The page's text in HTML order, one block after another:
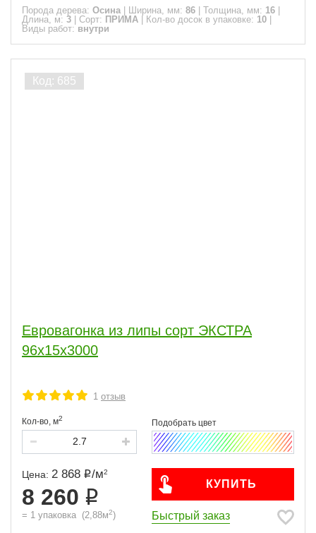
Порода дерева: Осина Ширина, мм: 86 Толщина, мм: 16
Длина, м: 3 Сорт: ПРИМА Кол-во досок в упаковке: 10
Виды работ: внутри
Евровагонка из липы сорт ЭКСТРА
96x15x3000
1 отзыв
Кол-во, м2
Цена: 2 868 /м2
8 260
= 1 упаковка (2,88м2)
КУПИТЬ
Быстрый заказ